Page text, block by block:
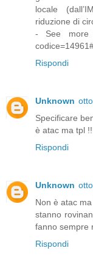
locale
riduzione di
- See more
Rispondi
Unknown
Specificare
è atac ma tpl
Rispondi
Unknown
Non è atac
stanno
fanno sempre
Rispondi